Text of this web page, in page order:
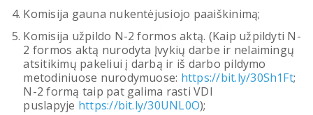
Komisija gauna nukentėjusiojo paaiškinimą;
Komisija užpildo N-2 formos aktą. (Kaip užpildyti N-
2 formos aktą nurodyta Įvykių darbe ir nelaimingų
atsitikimų pakeliui į darbą ir iš darbo pildymo
metodiniuose nurodymuose: https://bit.ly/30Sh1Ft;
N-2 formą taip pat galima rasti VDI
puslapyje https://bit.ly/30UNL0O);